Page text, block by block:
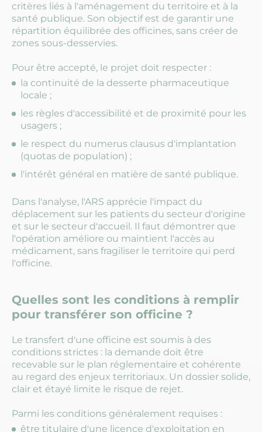
critères liés à l'aménagement du territoire et à la
santé publique. Son objectif est de garantir une
répartition équilibrée des officines, sans créer de
zones sous-desservies.
Pour être accepté, le projet doit respecter :
la continuité de la desserte pharmaceutique
locale ;
les règles d'accessibilité et de proximité pour les
usagers ;
le respect du numerus clausus d'implantation
(quotas de population) ;
l'intérêt général en matière de santé publique.
Dans l'analyse, l'ARS apprécie l'impact du
déplacement sur les patients du secteur d'origine
et sur le secteur d'accueil. Il faut démontrer que
l'opération améliore ou maintient l'accès au
médicament, sans fragiliser le territoire qui perd
l'officine.
Quelles sont les conditions à remplir
pour transférer son officine ?
Le transfert d'une officine est soumis à des
conditions strictes : la demande doit être
recevable sur le plan réglementaire et cohérente
au regard des enjeux territoriaux. Un dossier solide,
clair et étayé limite le risque de rejet.
Parmi les conditions généralement requises :
être titulaire d'une licence d'exploitation en